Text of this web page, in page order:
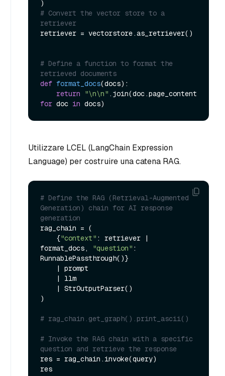
# Convert the vector store to a
retriever
retriever = vectorstore.as_retriever()
# Define a function to format the
retrieved documents
def format_docs(docs):
return
"\n\n"
for doc in
Utilizzare LCEL (LangChain Expression
Language) per costruire una catena RAG.
# Define the RAG (Retrieval-Augmented
Generation) chain for AI response
generation
rag_chain = (
    {
"context" : retriever |
format_docs,
"question" :
RunnablePassthrough()}
)
# rag_chain.get_graph().print_ascii()
# Invoke the RAG chain with a specific
question and retrieve the response
res = rag_chain.invoke(query)